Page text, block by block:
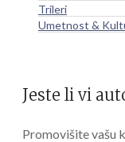
Trileri
Umetnost &
Jeste li vi
Promovišite vašu